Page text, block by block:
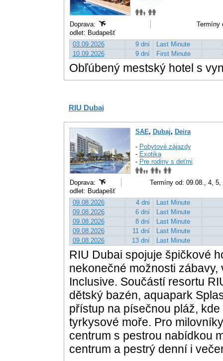
Doprava:
Termíny
odlet: Budapešť
03.09.2026
9 dní Last Minute
10.09.2026
9 dní First Minute
Obľúbený mestský hotel s
RIU Dubai
SAE, Dubaj, Deira
- Pobytové zájazdy
- Exotika
- Pre rodiny s deťmi
Doprava:
Termíny od: 09.08., 4,
odlet: Budapešť
09.08.2026
4 dni
Last Minute
09.08.2026
6 dní
Last Minute
09.08.2026
8 dní
Last Minute
09.08.2026
11 dní
Last Minute
09.08.2026
13 dní Last Minute
RIU Dubai spojuje špičkové
nekonečné možnosti
Inclusive. Součástí resortu
dětský bazén, aquapark
přístup na písečnou pláž,
tyrkysové moře. Pro
centrum s pestrou nabídkou
centrum a pestrý denní i